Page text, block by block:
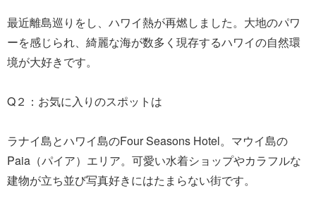
最近離島巡りをし、ハワイ熱が再燃しました。大地のパワ
ーを感じられ、綺麗な海が数多く現存するハワイの自然環
境が大好きです。
Q２：お気に入りのスポットは
ラナイ島とハワイ島のFour Seasons Hotel。マウイ島の
Paia（パイア）エリア。可愛い水着ショップやカラフルな
建物が立ち並び写真好きにはたまらない街です。